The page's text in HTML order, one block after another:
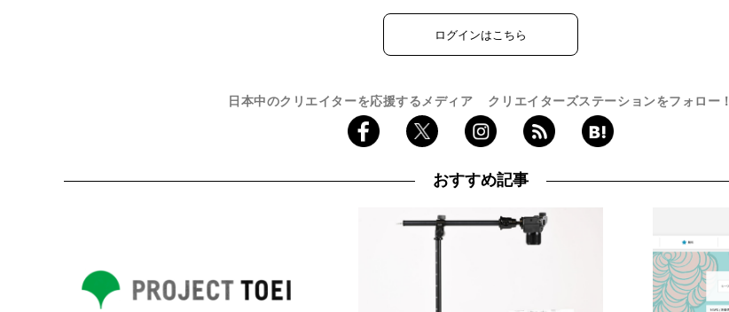
ログインはこちら
日本中のクリエイターを応援するメディア クリエイターズステーションをフォロー！
おすすめ記事